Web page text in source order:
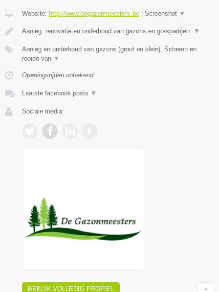
Website: http://www.degazonmeesters.be Screenshot ▼
Aanleg, renovatie en onderhoud van gazons en graspartijen. ▼
Aanleg en onderhoud van gazons (groot en klein), Scheren en
rooien van ▼
Openingstijden onbekend
Laatste facebook posts ▼
Sociale media:
BEKIJK VOLLEDIG PROFIEL